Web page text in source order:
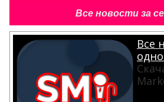
Все новости за
Все